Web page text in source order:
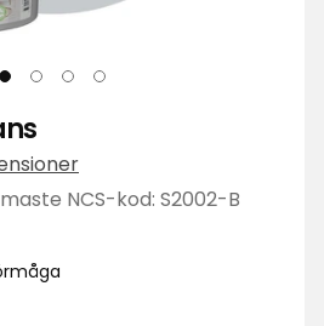
NCS-kod: S2002-B